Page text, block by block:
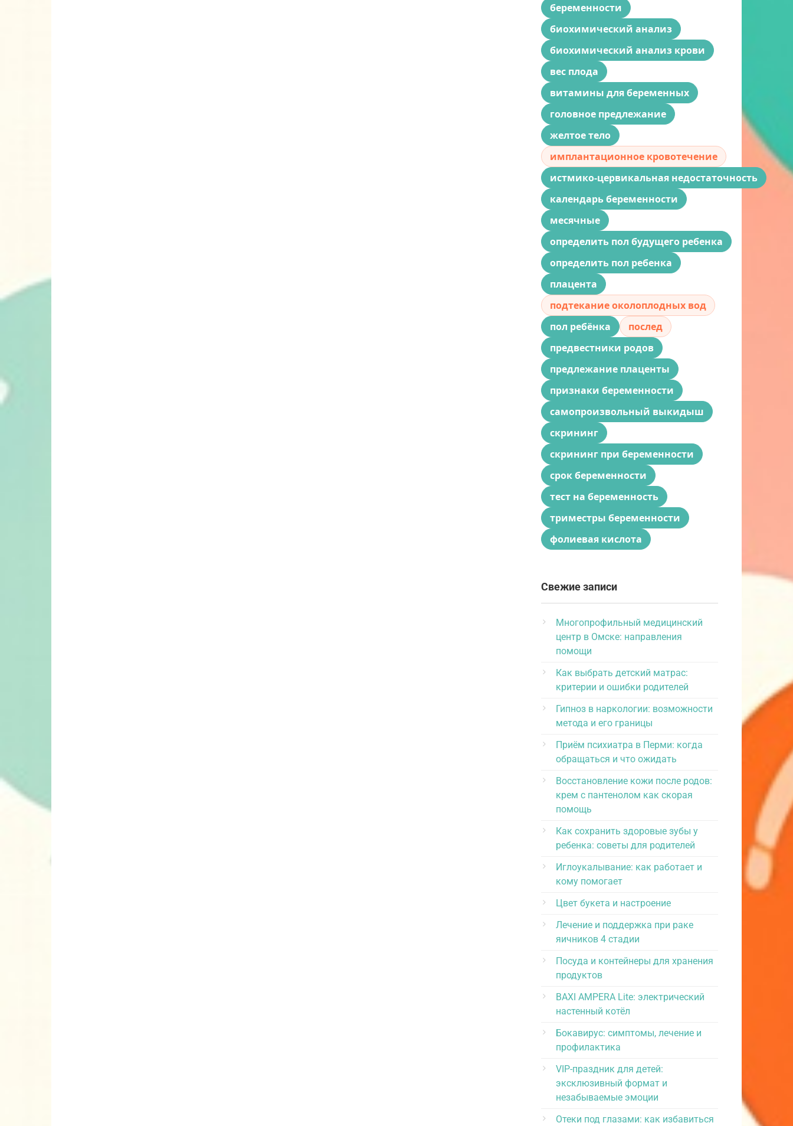
беременности
биохимический анализ
биохимический анализ крови
вес плода
витамины для беременных
головное предлежание
желтое тело
имплантационное кровотечение
истмико-цервикальная недостаточность
календарь беременности
месячные
определить пол будущего ребенка
определить пол ребенка
плацента
подтекание околоплодных вод
пол ребёнка
послед
предвестники родов
предлежание плаценты
признаки беременности
самопроизвольный выкидыш
скрининг
скрининг при беременности
срок беременности
тест на беременность
триместры беременности
фолиевая кислота
Свежие записи
Многопрофильный медицинский
центр в Омске: направления
помощи
Как выбрать детский матрас:
критерии и ошибки родителей
Гипноз в наркологии: возможности
метода и его границы
Приём психиатра в Перми: когда
обращаться и что ожидать
Восстановление кожи после родов:
крем с пантенолом как скорая
помощь
Как сохранить здоровые зубы у
ребенка: советы для родителей
Иглоукалывание: как работает и
кому помогает
Цвет букета и настроение
Лечение и поддержка при раке
яичников 4 стадии
Посуда и контейнеры для хранения
продуктов
BAXI AMPERA Lite: электрический
настенный котёл
Бокавирус: симптомы, лечение и
профилактика
VIP-праздник для детей:
эксклюзивный формат и
незабываемые эмоции
Отеки под глазами: как избавиться